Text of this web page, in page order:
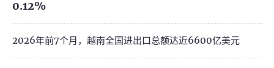
0.12%
2026年前7个月，越南全国进出口总额达近6600亿美元